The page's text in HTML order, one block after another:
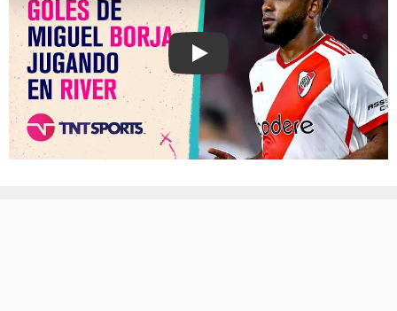
Play